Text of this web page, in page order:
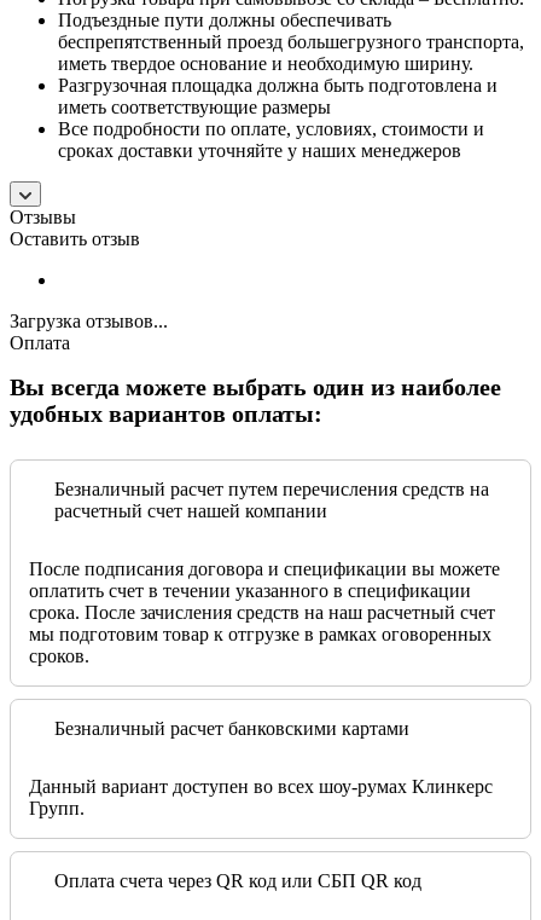
Подъездные пути должны обеспечивать
беспрепятственный проезд большегрузного транспорта,
иметь твердое основание и необходимую ширину.
Разгрузочная площадка должна быть подготовлена и
иметь соответствующие размеры
Все подробности по оплате, условиях, стоимости и
сроках доставки уточняйте у наших менеджеров
Отзывы
Оставить отзыв
Загрузка отзывов...
Оплата
Вы всегда можете выбрать один из наиболее
удобных вариантов оплаты:
Безналичный расчет путем перечисления средств на
расчетный счет нашей компании
После подписания договора и спецификации вы можете
оплатить счет в течении указанного в спецификации
срока. После зачисления средств на наш расчетный счет
мы подготовим товар к отгрузке в рамках оговоренных
сроков.
Безналичный расчет банковскими картами
Данный вариант доступен во всех шоу-румах Клинкерс
Групп.
Оплата счета через QR код или СБП QR код